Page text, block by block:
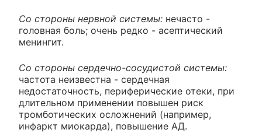
Со стороны нервной системы: нечасто -
головная боль; очень редко - асептический
менингит.
Со стороны сердечно-сосудистой системы:
частота неизвестна - сердечная
недостаточность, периферические отеки, при
длительном применении повышен риск
тромботических осложнений (например,
инфаркт миокарда), повышение АД.